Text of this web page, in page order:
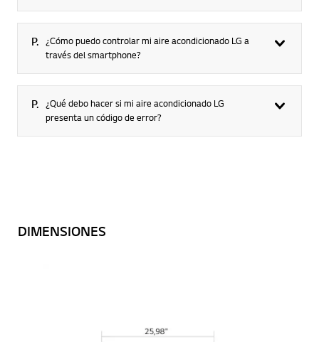
P.
¿Cómo puedo controlar mi aire acondicionado LG a
través del smartphone?
P.
¿Qué debo hacer si mi aire acondicionado LG
presenta un código de error?
DIMENSIONES